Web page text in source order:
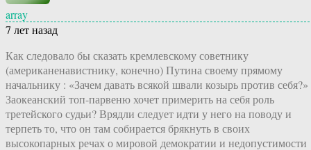
array
7 лет назад
Как следовало бы сказать кремлевскому советнику
(американенавистнику, конечно) Путина своему прямому
начальнику : «Зачем давать всякой швали козырь против себя?»
Заокеанский топ-парвеню хочет примерить на себя роль
третейского судьи? Врядли следует идти у него на поводу и
терпеть то, что он там собирается брякнуть в своих
высокопарных речах о мировой демократии и недопустимости